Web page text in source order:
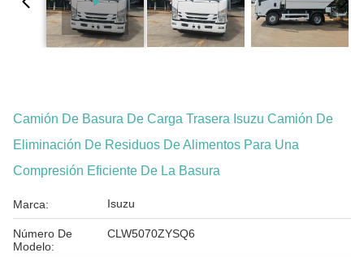
Camión De Basura De Carga Trasera Isuzu Camión De
Eliminación De Residuos De Alimentos Para Una
Compresión Eficiente De La Basura
Marca: Isuzu
Número De
Modelo:
CLW5070ZYSQ6